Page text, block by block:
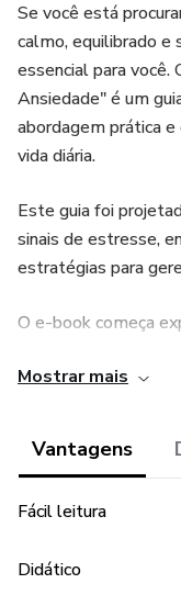
Se você está
calmo, equilibrado
essencial para
Ansiedade" é um
abordagem prática
vida diária.
Este guia foi
sinais de estresse,
estratégias para
O e-book começa
série de dicas e
atividades
alimentação
em sua vida
Mostrar mais
Vantagens
Fácil leitura
Didático